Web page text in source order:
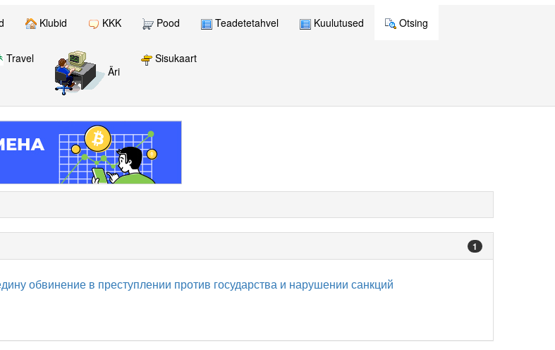
Klubid KKK Pood Teadetetahvel Kuulutused Otsing
Travel
Äri
Sisukaart
1
обвинение в преступлении против государства и нарушении санкций